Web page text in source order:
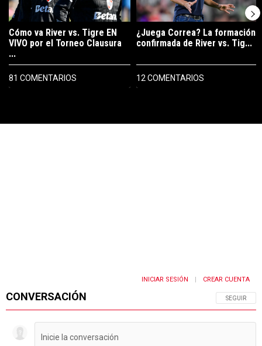
Cómo va River vs. Tigre EN
VIVO por el Torneo Clausura
...
81 COMENTARIOS
¿Juega Correa? La formación
confirmada de River vs. Tig...
12 COMENTARIOS
CONVERSACIÓN SIGA ESTA
SEGUIR
INICIAR SESIÓN CREAR CUENTA